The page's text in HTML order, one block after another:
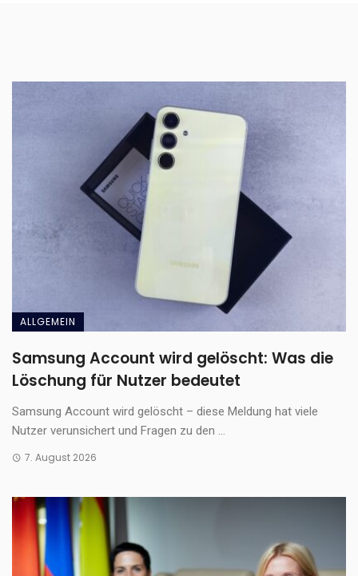
ALLGEMEIN
Samsung Account wird gelöscht: Was die
Löschung für Nutzer bedeutet
Samsung Account wird gelöscht – diese Meldung hat viele
Nutzer verunsichert und Fragen zu den ...
7. August 2026